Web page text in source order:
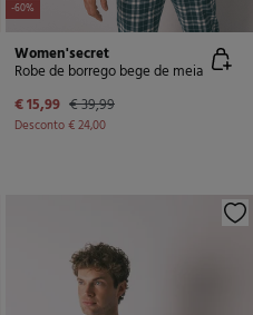
-60%
Women'secret
Robe de borrego bege de meia
€ 15,99 € 39,99
Desconto€ 24,00